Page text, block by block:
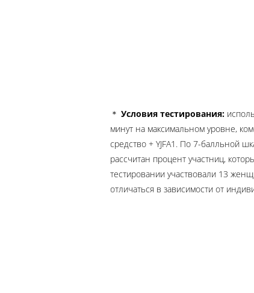
＊ Условия тестирования:
минут на максимальном уровне,
средство + YJFA1. По 7-балльной
рассчитан процент участниц,
тестировании участвовали 13
отличаться в зависимости от